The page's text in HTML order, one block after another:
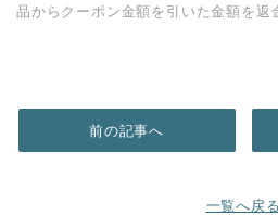
品からクーポン金額を引いた金額を返
前の記事へ
一覧へ戻る